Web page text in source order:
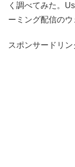
く調べてみた。
ーミング配信のウ
スポンサードリン